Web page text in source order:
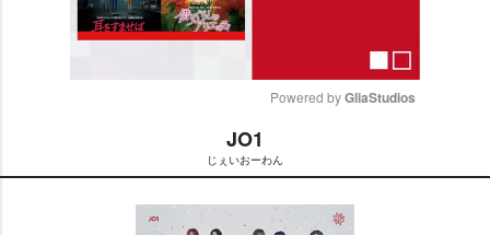
t
e
Powered by GliaStudios
JO1
じぇいおーわん